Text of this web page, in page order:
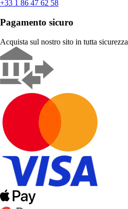
+33 1 86 47 62 58
Pagamento sicuro
Acquista sul nostro sito in tutta sicurezza